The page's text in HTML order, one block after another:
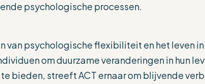
psychologische processen.
van psychologische flexibiliteit en het leven
om duurzame veranderingen in hun
bieden, streeft ACT ernaar om blijvende